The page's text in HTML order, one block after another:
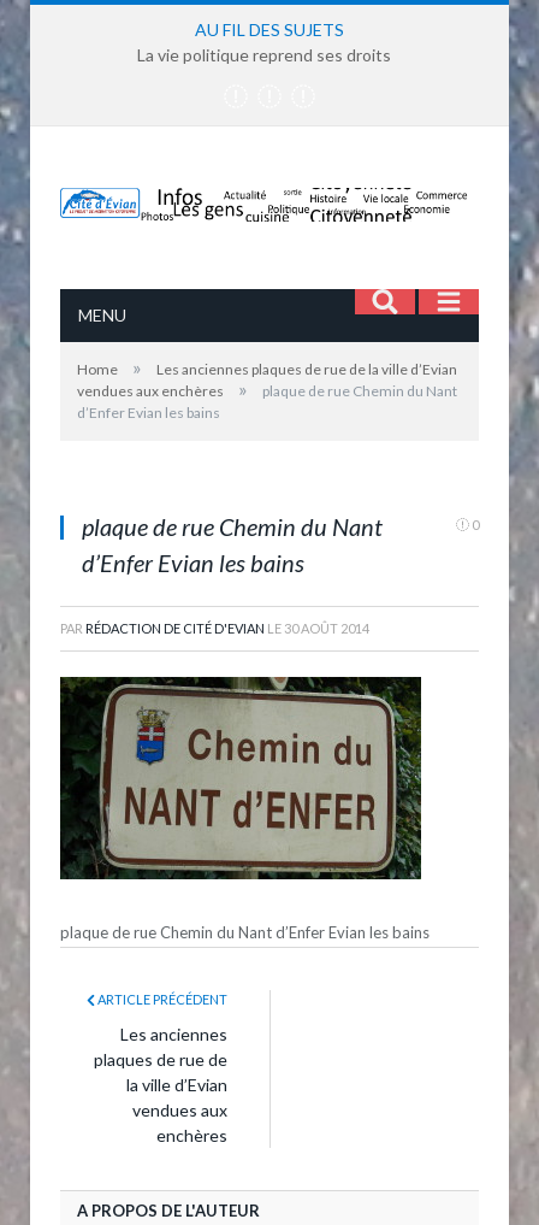
AU FIL DES SUJETS
La vie politique reprend ses droits
MENU
Home »
Les anciennes plaques de rue de la ville d’Evian
vendues aux enchères
»
plaque de rue Chemin du Nant
d’Enfer Evian les bains
plaque de rue Chemin du Nant
d’Enfer Evian les bains
0
PAR RÉDACTION DE CITÉ D'EVIAN LE 30 AOÛT 2014
plaque de rue Chemin du Nant d’Enfer Evian les bains
ARTICLE PRÉCÉDENT
Les anciennes
plaques de rue de
la ville d’Evian
vendues aux
enchères
A PROPOS DE L'AUTEUR